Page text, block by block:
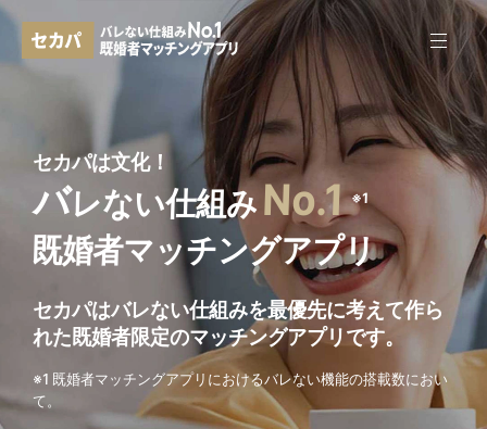
セカパは文化！
バレない仕組みNo.1 ※1
既婚者マッチングアプリ
セカパはバレない仕組みを最優先に考えて作ら
れた既婚者限定のマッチングアプリです。
※1 既婚者マッチングアプリにおけるバレない機能の搭載数におい
て。